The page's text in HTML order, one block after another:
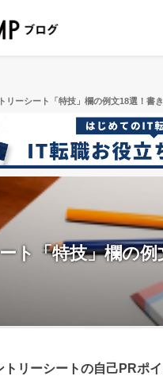
リーシート「特技」欄の例文18選！書
ト「特技」欄の
トリーシートの自己PRポ